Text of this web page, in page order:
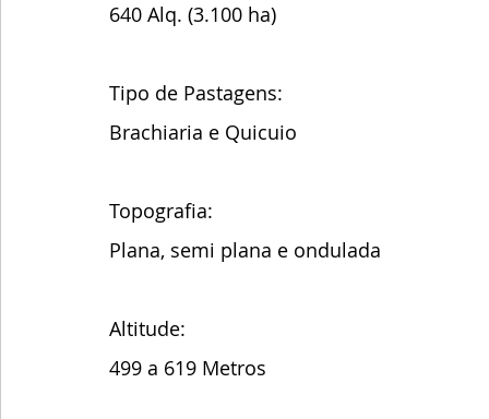
640 Alq. (3.100 ha)
Tipo de Pastagens:
Brachiaria e Quicuio
Topografia:
Plana, semi plana e ondulada
Altitude:
499 a 619 Metros